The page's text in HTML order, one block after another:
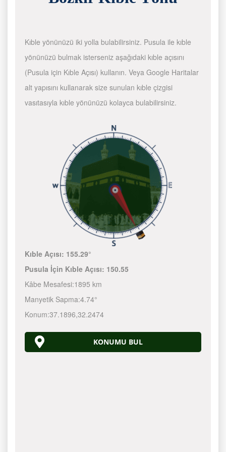
Kıble yönünüzü iki yolla bulabilirsiniz. Pusula ile kıble
yönünüzü bulmak isterseniz aşağıdaki kıble açısını
(Pusula için Kıble Açısı) kullanın. Veya Google Haritalar
alt yapısını kullanarak size sunulan kıble çizgisi
vasıtasıyla kıble yönünüzü kolayca bulabilirsiniz.
Kıble Açısı: 155.29°
Pusula İçin Kıble Açısı: 150.55
Kâbe Mesafesi:1895 km
Manyetik Sapma:4.74°
Konum:37.1896,32.2474
KONUMU BUL